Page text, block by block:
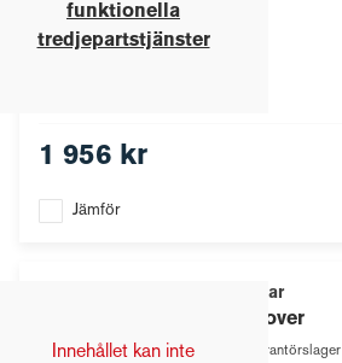
funktionella
tredjepartstjänster
1 956 kr
Jämför
Innehållet kan inte
Texstar
Pullover
Leverantörslager